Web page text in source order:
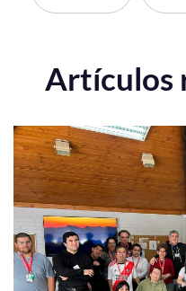
Artículos